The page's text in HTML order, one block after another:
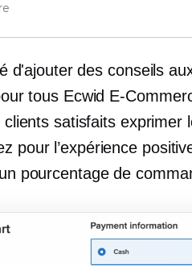
d'ajouter des conseils
tous Ecwid E-
clients satisfaits exprimer
pour l’expérience
pourcentage de